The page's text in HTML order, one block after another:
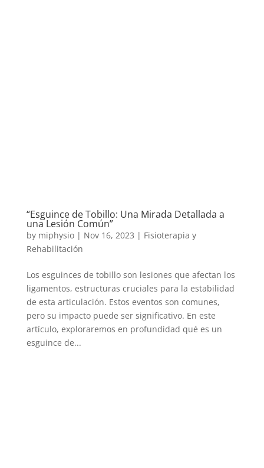
“Esguince de Tobillo: Una Mirada Detallada a
una Lesión Común”
by miphysio| Nov 16, 2023 | Fisioterapia y
Rehabilitación
Los esguinces de tobillo son lesiones que afectan los
ligamentos, estructuras cruciales para la estabilidad
de esta articulación. Estos eventos son comunes,
pero su impacto puede ser significativo. En este
artículo, exploraremos en profundidad qué es un
esguince de...